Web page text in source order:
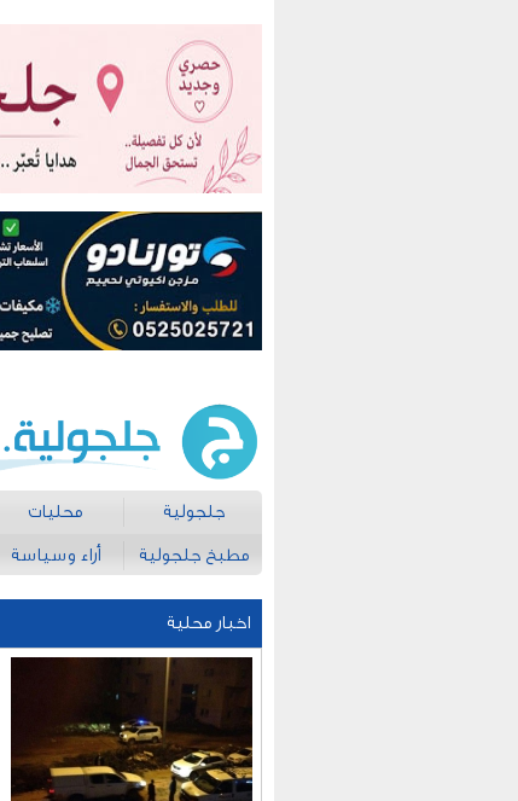
جلجولية محليات
مطبخ جلجولية أراء وسياسة
اخبار محلية